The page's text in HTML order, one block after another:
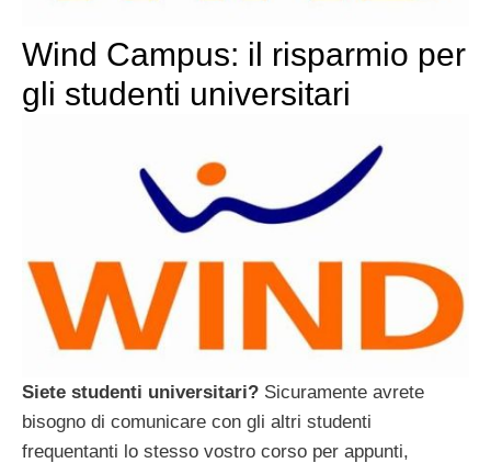
Wind Campus: il risparmio per
gli studenti universitari
Siete studenti universitari? Sicuramente avrete
bisogno di comunicare con gli altri studenti
frequentanti lo stesso vostro corso per appunti,